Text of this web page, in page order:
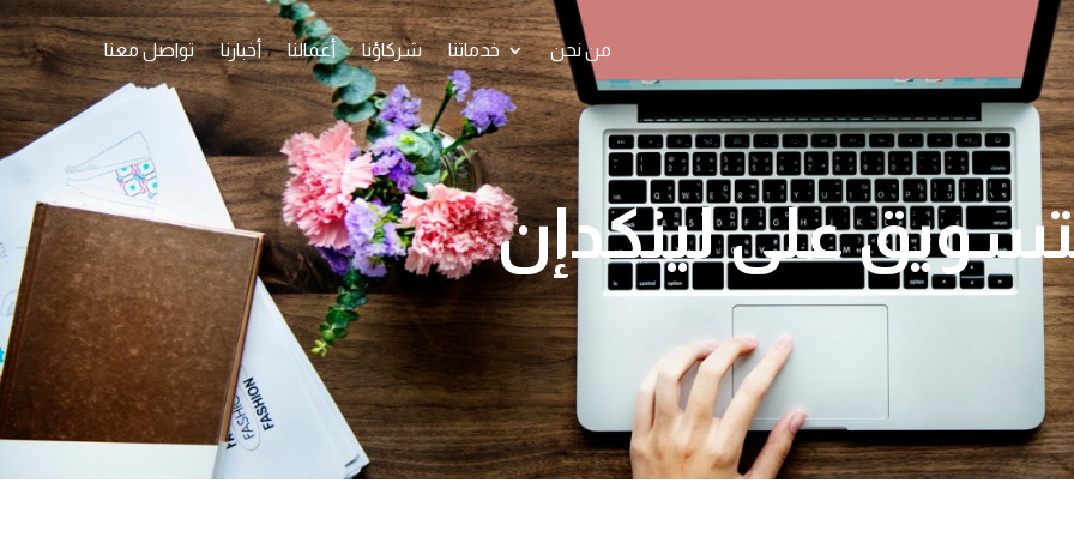
من نحن خدماتنا شركاؤنا أعمالنا أخبارنا تواصل معنا
على لينكدإن